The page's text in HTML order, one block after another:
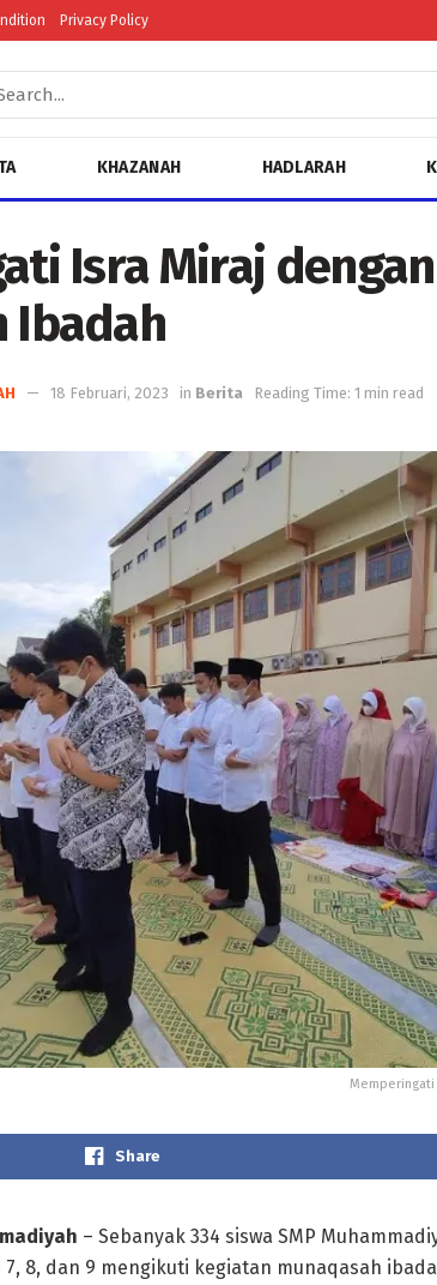
Privacy Policy
KHAZANAH HADLARAH
Isra Miraj dengan
Ibadah
18 Februari, 2023 in Berita Reading Time: 1 min read
Memperingati
Share
– Sebanyak 334 siswa SMP
8, dan 9 mengikuti kegiatan munaqasah